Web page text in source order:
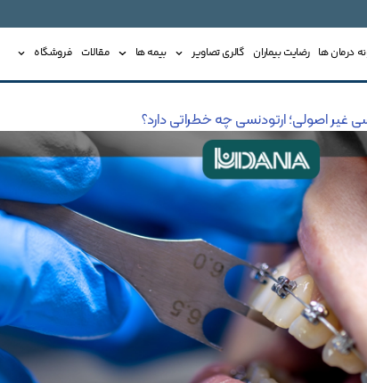
درمان ها رضایت بیماران گالری تصاویر بیمه ها مقالات فروشگاه